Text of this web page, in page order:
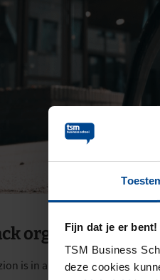
Fijn dat je er bent!
TSM Business
deze cookies
organiseren
is in augustus 2020CEO van